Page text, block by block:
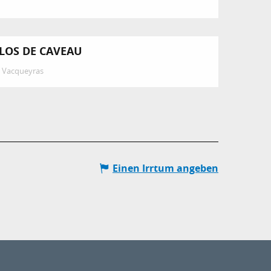
DE CAVEAU
Vacqueyras
Einen Irrtum angeben